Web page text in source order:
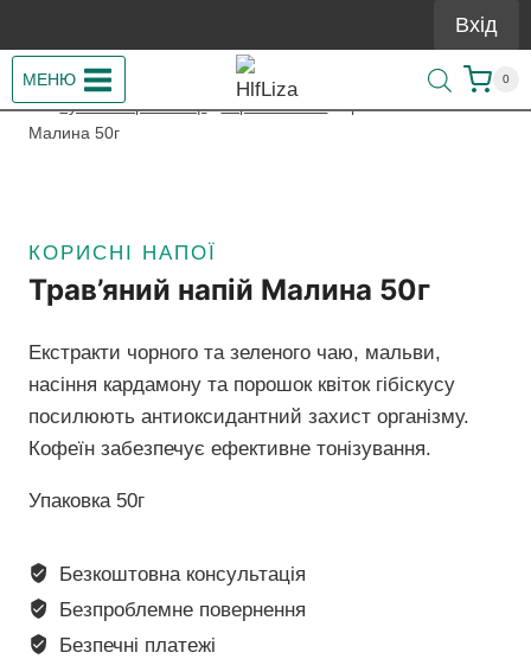
до
вмісту
Вхід
МЕНЮ 0
/ Купити Гербалайф / Корисні напої / Трав’яний напій
Малина 50г
КОРИСНІ НАПОЇ
Трав’яний напій Малина 50г
Екстракти чорного та зеленого чаю, мальви,
насіння кардамону та порошок квіток гібіскусу
посилюють антиоксидантний захист організму.
Кофеїн забезпечує ефективне тонізування.
Упаковка 50г
Безкоштовна консультація
Безпроблемне повернення
Безпечні платежі